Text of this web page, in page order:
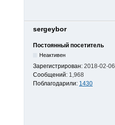
sergeybor
Постоянный посетитель
Неактивен
Зарегистрирован: 2018-02-06
Сообщений: 1,968
Поблагодарили: 1430